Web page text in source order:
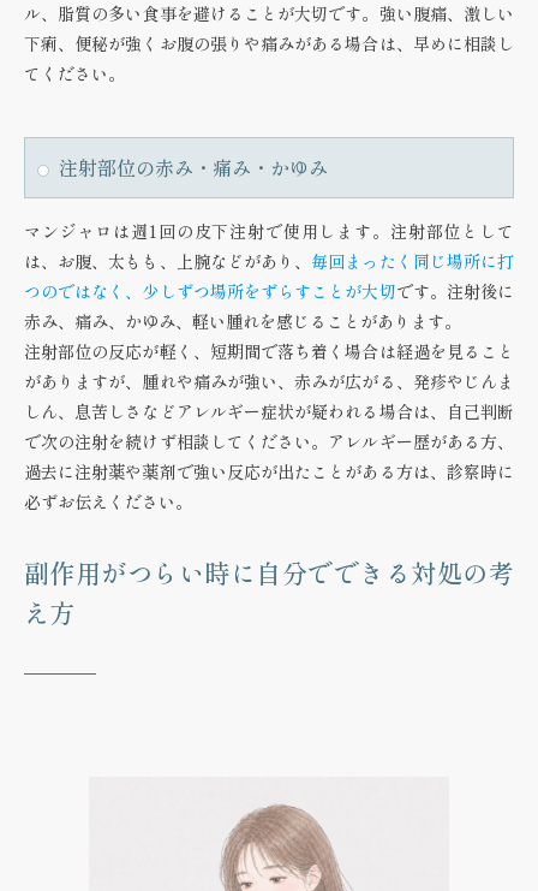
ル、脂質の多い食事を避けることが大切です。強い腹痛、激しい
下痢、便秘が強くお腹の張りや痛みがある場合は、早めに相談し
てください。
注射部位の赤み・痛み・かゆみ
マンジャロは週1回の皮下注射で使用します。注射部位として
は、お腹、太もも、上腕などがあり、毎回まったく同じ場所に打
つのではなく、少しずつ場所をずらすことが大切です。注射後に
赤み、痛み、かゆみ、軽い腫れを感じることがあります。
注射部位の反応が軽く、短期間で落ち着く場合は経過を見ること
がありますが、腫れや痛みが強い、赤みが広がる、発疹やじんま
しん、息苦しさなどアレルギー症状が疑われる場合は、自己判断
で次の注射を続けず相談してください。アレルギー歴がある方、
過去に注射薬や薬剤で強い反応が出たことがある方は、診察時に
必ずお伝えください。
副作用がつらい時に自分でできる対処の考
え方